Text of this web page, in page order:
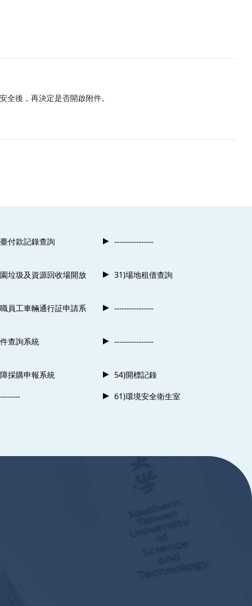
後，再決定是否開啟附件。
付款記錄查詢 ----------------
垃圾及資源回收場開放
31)場地租借查詢
員工車輛通行証申請系
----------------
查詢系統 ----------------
採購申報系統
54)開標記錄
61)環境安全衛生室